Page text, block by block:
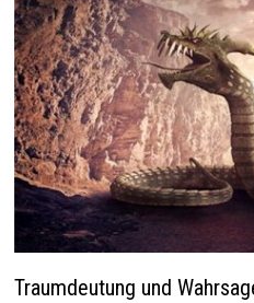
Traumdeutung und